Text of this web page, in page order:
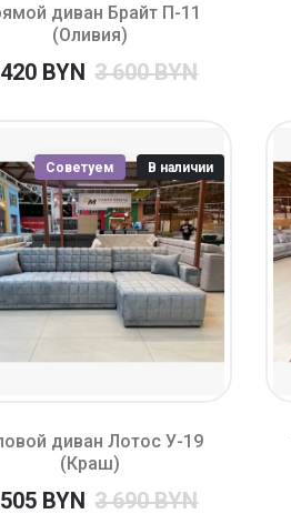
диван Брайт П-11
(Оливия)
BYN 3 600 BYN
Советуем В наличии
диван Лотос У-19
(Краш)
BYN 3 690 BYN